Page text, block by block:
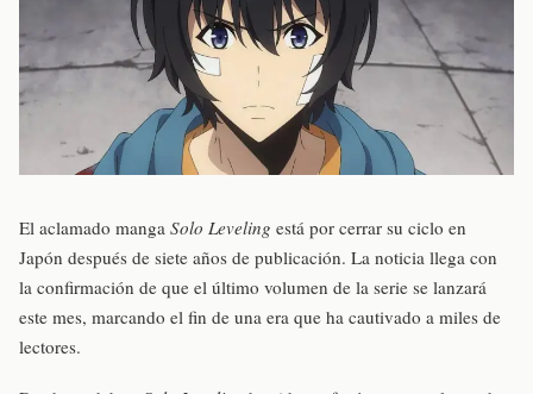
El aclamado manga Solo Leveling está por cerrar su ciclo en
Japón después de siete años de publicación. La noticia llega con
la confirmación de que el último volumen de la serie se lanzará
este mes, marcando el fin de una era que ha cautivado a miles de
lectores.